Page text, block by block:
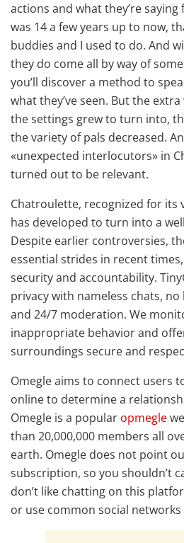
actions and what they’re
was 14 a few years up to now,
buddies and I used to do. And
they do come all by way of
you’ll discover a method to
what they’ve seen. But the
the settings grew to turn into,
the variety of pals decreased.
«unexpected interlocutors» in
turned out to be relevant.
Chatroulette, recognized for its
has developed to turn into a
Despite earlier controversies,
essential strides in recent
security and accountability.
privacy with nameless chats,
and 24/7 moderation. We
inappropriate behavior and
surroundings secure and
Omegle aims to connect users
online to determine a
Omegle is a popular opmegle
than 20,000,000 members all
earth. Omegle does not point
subscription, so you shouldn’t
don’t like chatting on this
or use common social